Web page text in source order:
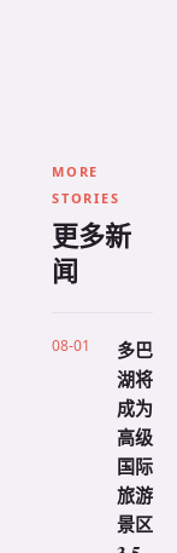
MORE
STORIES
更多新
闻
08-01
多巴
湖将
成为
高级
国际
旅游
景区